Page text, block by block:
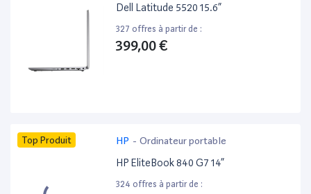
Dell Latitude 5520 15.6”
327 offres à partir de :
399,00 €
Top Produit HP - Ordinateur portable
HP EliteBook 840 G7 14”
324 offres à partir de :